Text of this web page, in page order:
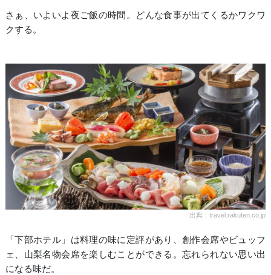
さぁ、いよいよ夜ご飯の時間。どんな食事が出てくるかワクワ
クする。
出典：travel.rakuten.co.jp
「下部ホテル」は料理の味に定評があり、創作会席やビュッフ
ェ、山梨名物会席を楽しむことができる。忘れられない思い出
になる味だ。